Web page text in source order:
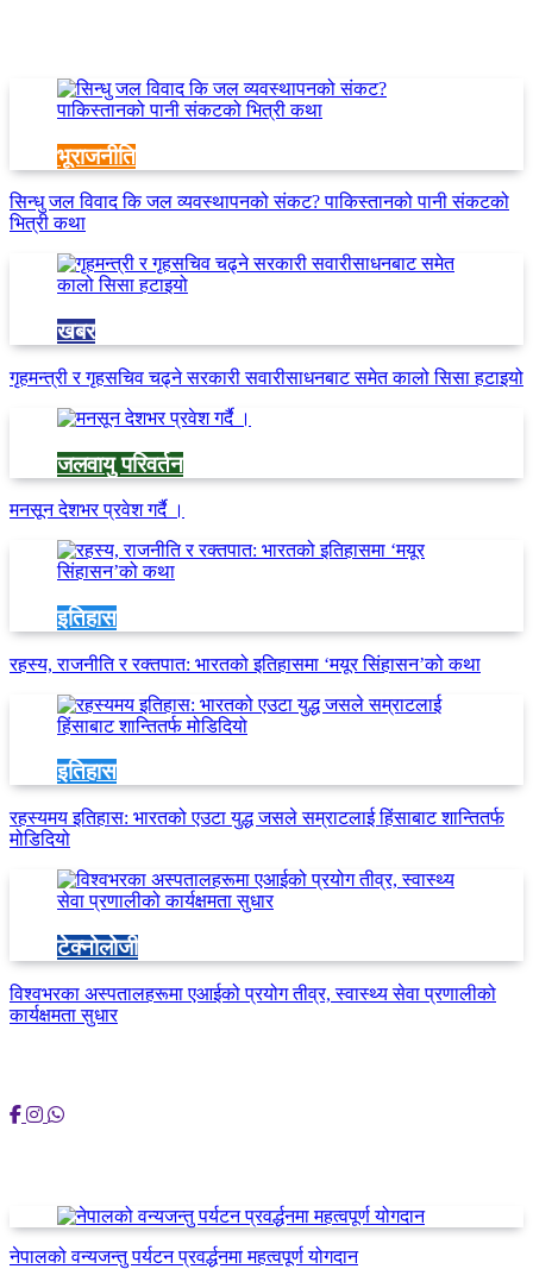
भूराजनीति
सिन्धु जल विवाद कि जल व्यवस्थापनको संकट? पाकिस्तानको पानी संकटको
भित्री कथा
खबर
गृहमन्त्री र गृहसचिव चढ्ने सरकारी सवारीसाधनबाट समेत कालो सिसा हटाइयो
जलवायु परिवर्तन
मनसून देशभर प्रवेश गर्दै ।
इतिहास
रहस्य, राजनीति र रक्तपात: भारतको इतिहासमा ‘मयूर सिंहासन’को कथा
इतिहास
रहस्यमय इतिहास: भारतको एउटा युद्ध जसले सम्राटलाई हिंसाबाट शान्तितर्फ
मोडिदियो
टेक्नोलोजी
विश्वभरका अस्पतालहरूमा एआईको प्रयोग तीव्र, स्वास्थ्य सेवा प्रणालीको
कार्यक्षमता सुधार
नेपालको वन्यजन्तु पर्यटन प्रवर्द्धनमा महत्वपूर्ण योगदान